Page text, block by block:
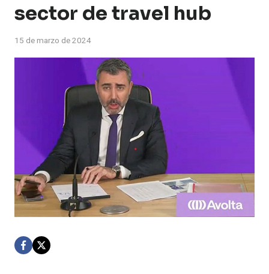
sector de travel hub
15 de marzo de 2024